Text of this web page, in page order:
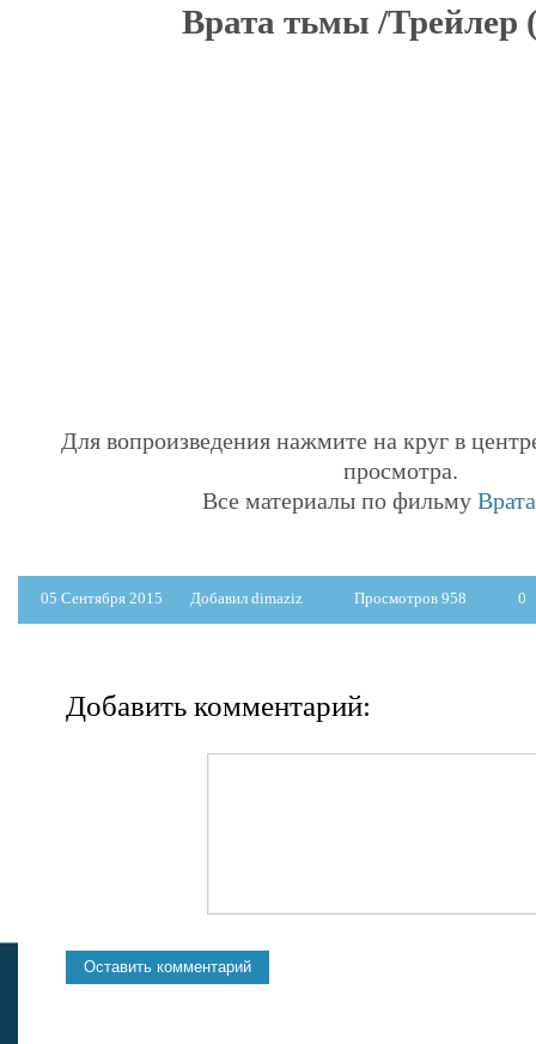
Врата тьмы /Трейлер
Для вопроизведения нажмите на круг в
просмотра.
Все материалы по фильму
05 Сентября 2015 Добавил dimaziz Просмотров 958 0
Добавить комментарий: